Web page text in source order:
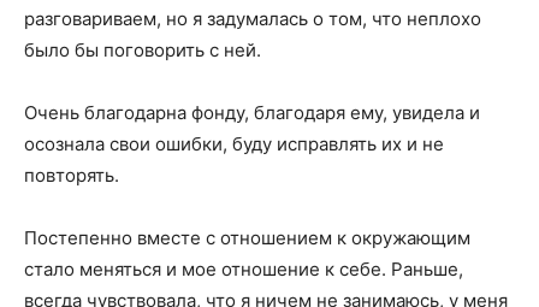
разговариваем, но я задумалась о том, что неплохо
было бы поговорить с ней.
Очень благодарна фонду, благодаря ему, увидела и
осознала свои ошибки, буду исправлять их и не
повторять.
Постепенно вместе с отношением к окружающим
стало меняться и мое отношение к себе. Раньше,
всегда чувствовала, что я ничем не занимаюсь, у меня